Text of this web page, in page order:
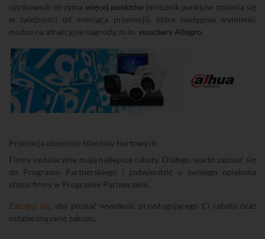
użytkownik otrzyma więcej punktów(mnożnik punktów zmienia się
w zależności od miesiąca promocji), które następnie wymienić
można na atrakcyjne nagrody, m.in. vouchery Allegro.
Promocja obejmuje klientów hurtowych.
Firmy instalacyjne mają najlepsze rabaty. Dlatego warto zapisać się
do Programu Partnerskiego i potwierdzić u swojego opiekuna
status firmy w Programie Partnerskim.
Zaloguj się, aby poznać wysokość przysługującego Ci rabatu oraz
ostateczną cenę zakupu.